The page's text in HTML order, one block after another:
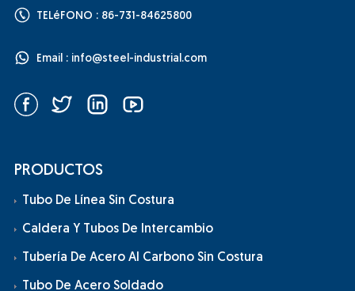
TELéFONO : 86-731-84625800
Email : info@steel-industrial.com
PRODUCTOS
Tubo De Línea Sin Costura
Caldera Y Tubos De Intercambio
Tubería De Acero Al Carbono Sin Costura
Tubo De Acero Soldado